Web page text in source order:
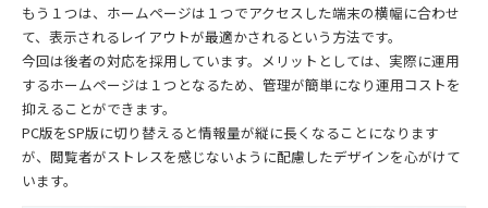
もう１つは、ホームページは１つでアクセスした端末の横幅に合わせ
て、表示されるレイアウトが最適かされるという方法です。
今回は後者の対応を採用しています。メリットとしては、実際に運用
するホームページは１つとなるため、管理が簡単になり運用コストを
抑えることができます。
PC版をSP版に切り替えると情報量が縦に長くなることになります
が、閲覧者がストレスを感じないように配慮したデザインを心がけて
います。